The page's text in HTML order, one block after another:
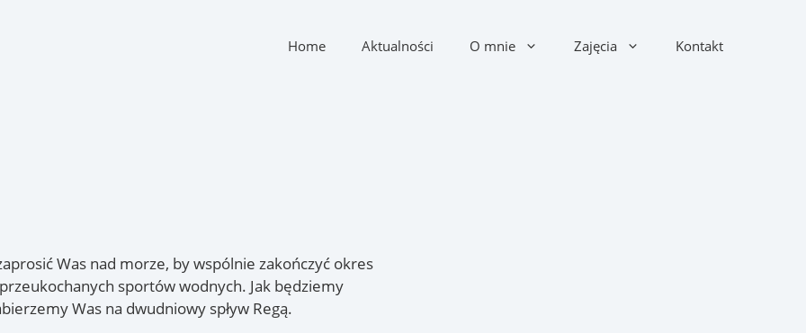
Home Aktualności O mnie Zajęcia Kontakt
Was nad morze, by wspólnie zakończyć okres
sportów wodnych. Jak będziemy
Was na dwudniowy spływ Regą.